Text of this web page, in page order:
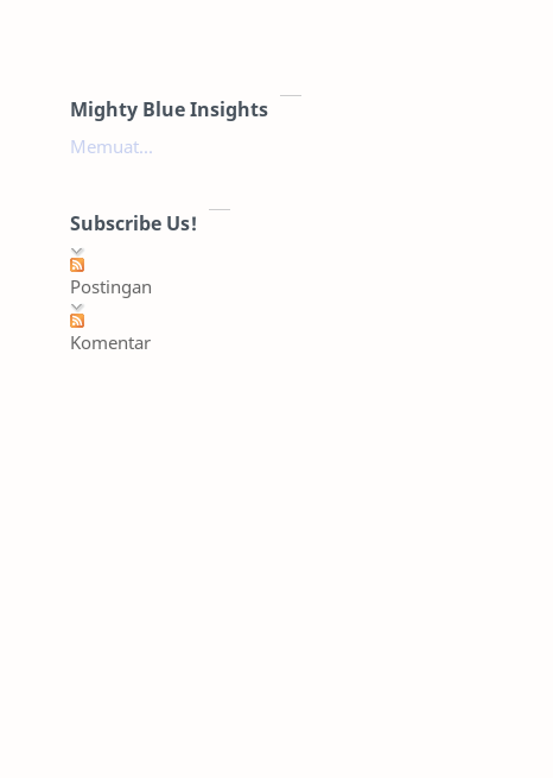
Mighty Blue Insights
Memuat...
Subscribe Us!
Postingan
Komentar